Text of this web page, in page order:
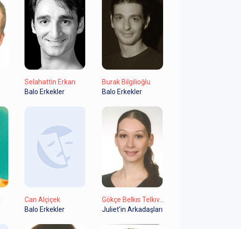
Selahattin Erkan
Balo Erkekler
Burak Bilgilioğlu
Balo Erkekler
Can Alçiçek
Balo Erkekler
Gökçe Belkıs Telkıvıran
Juliet'in Arkadaşları